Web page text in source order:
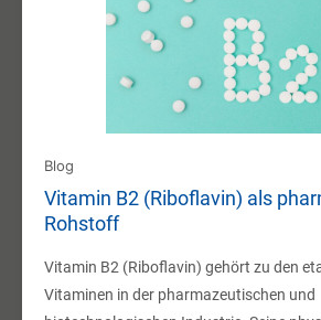
Blog
Vitamin B2 (Riboflavin) als
Rohstoff
Vitamin B2 (Riboflavin) gehört zu den
Vitaminen in der pharmazeutischen und